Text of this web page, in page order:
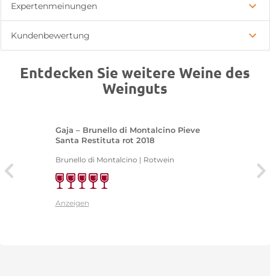
Expertenmeinungen
Kundenbewertung
Entdecken Sie weitere Weine des
Weinguts
Gaja – Brunello di Montalcino Pieve
Santa Restituta rot 2018
Brunello di Montalcino | Rotwein
Anzeigen